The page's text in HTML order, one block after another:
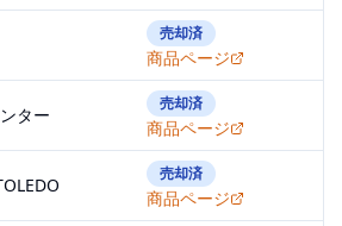
売却済
商品ページ
ター
売却済
商品ページ
売却済
商品ページ